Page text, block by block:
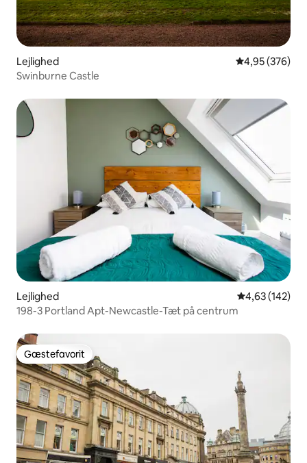
Lejlighed 4,95 ud af 5 i
4,95 (376)
Swinburne Castle
Lejlighed 4,63 ud af 5 i
4,63 (142)
198-3 Portland Apt-Newcastle-Tæt på centrum
Gæstefavorit
Gæstefavorit